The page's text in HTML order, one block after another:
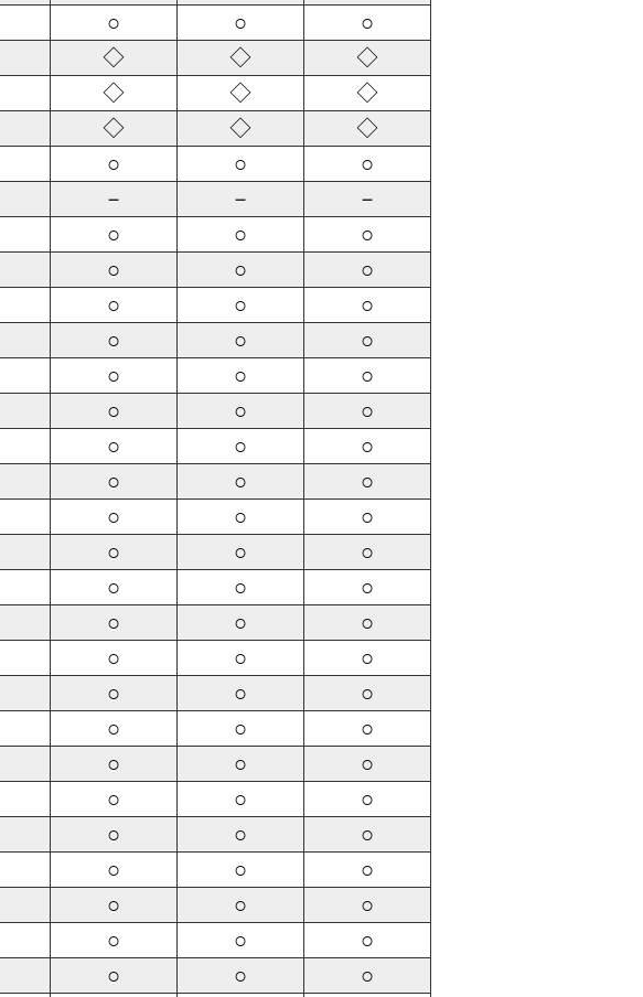
○ ○ ○
◇ ◇ ◇
◇ ◇ ◇
◇ ◇ ◇
○ ○ ○
－ － －
○ ○ ○
○ ○ ○
○ ○ ○
○ ○ ○
○ ○ ○
○ ○ ○
○ ○ ○
○ ○ ○
○ ○ ○
○ ○ ○
○ ○ ○
○ ○ ○
○ ○ ○
○ ○ ○
○ ○ ○
○ ○ ○
○ ○ ○
○ ○ ○
○ ○ ○
○ ○ ○
○ ○ ○
○ ○ ○